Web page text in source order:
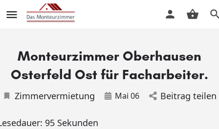
Monteurzimmer Oberhausen
Osterfeld Ost für Facharbeiter.
Zimmervermietung Mai 06 Beitrag teilen
95 Sekunden